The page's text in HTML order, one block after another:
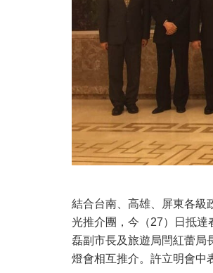
結合台南、高雄、屏東各級
光推介團，今（27）日抵達
磊副市長及旅遊局閆紅蕾局
燈會相互推介。許立明會中